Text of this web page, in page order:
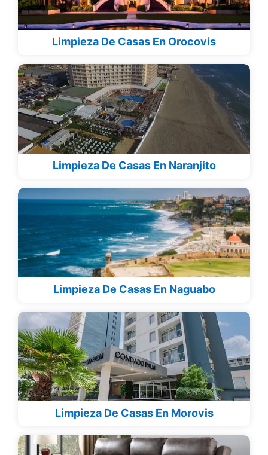
Limpieza De Casas En Orocovis
Limpieza De Casas En Naranjito
Limpieza De Casas En Naguabo
Limpieza De Casas En Morovis